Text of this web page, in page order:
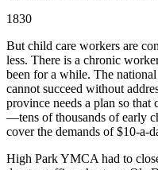
1830
But child care workers are
less. There is a chronic
been for a while. The
cannot succeed without
province needs a plan so
—tens of thousands of early
cover the demands of $10-a-
High Park YMCA had to